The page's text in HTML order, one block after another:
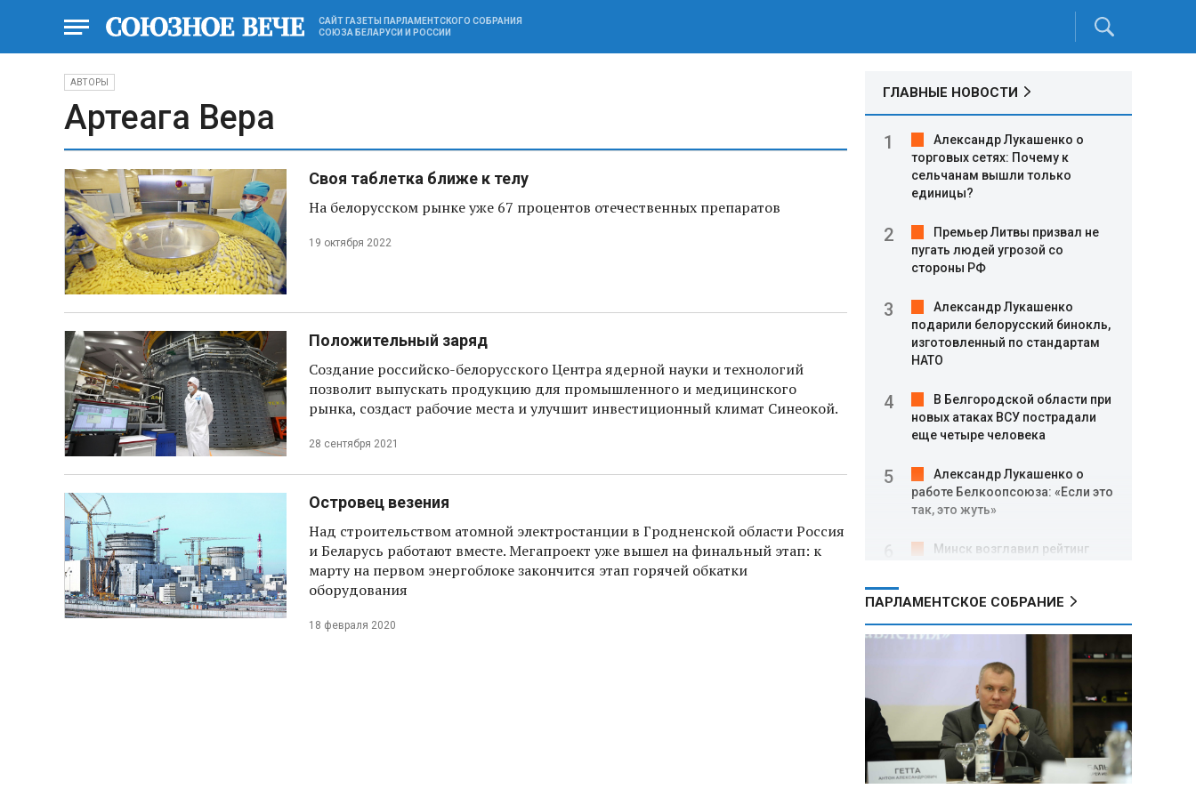
САЙТ ГАЗЕТЫ ПАРЛАМЕНТСКОГО СОБРАНИЯ
СОЮЗА БЕЛАРУСИ И РОССИИ
АВТОРЫ
Артеага Вера
Своя таблетка ближе к телу
На белорусском рынке уже 67 процентов отечественных препаратов
19 октября 2022
Положительный заряд
Создание российско-белорусского Центра ядерной науки и технологий
позволит выпускать продукцию для промышленного и медицинского
рынка, создаст рабочие места и улучшит инвестиционный климат Синеокой.
28 сентября 2021
Островец везения
Над строительством атомной электростанции в Гродненской области Россия
и Беларусь работают вместе. Мегапроект уже вышел на финальный этап: к
марту на первом энергоблоке закончится этап горячей обкатки
оборудования
18 февраля 2020
ГЛАВНЫЕ НОВОСТИ
Александр Лукашенко о
торговых сетях: Почему к
сельчанам вышли только
единицы?
Премьер Литвы призвал не
пугать людей угрозой со
стороны РФ
Александр Лукашенко
подарили белорусский бинокль,
изготовленный по стандартам
НАТО
В Белгородской области при
новых атаках ВСУ пострадали
еще четыре человека
Александр Лукашенко о
работе Белкоопсоюза: «Если это
так, это жуть»
Минск возглавил рейтинг
Минобороны РФ: при
освобождении Анискино ВСУ
понесли большие потери, часть
военных сдалась в плен
Александр Лукашенко:
Россияне «услышали батьку» и
скупают пустующие дома в
белорусских деревнях
ПАРЛАМЕНТСКОЕ СОБРАНИЕ